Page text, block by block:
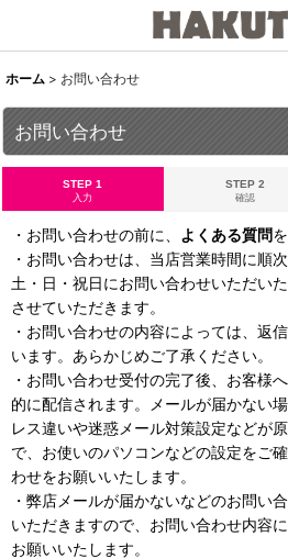
ホーム > お問い合わせ
お問い合わせ
STEP 1
入力
STEP 2
確認
・お問い合わせの前に、 よくある質問
・お問い合わせは、当店営業時間に順
土・日・祝日にお問い合わせいただい
させていただきます。
・お問い合わせの内容によっては、返
います。あらかじめご了承ください。
・お問い合わせ受付の完了後、お客様
的に配信されます。メールが届かない
レス違いや迷惑メール対策設定などが
で、お使いのパソコンなどの設定をご
わせをお願いいたします。
・弊店メールが届かないなどのお問い
いただきますので、お問い合わせ内容
お願いいたします。